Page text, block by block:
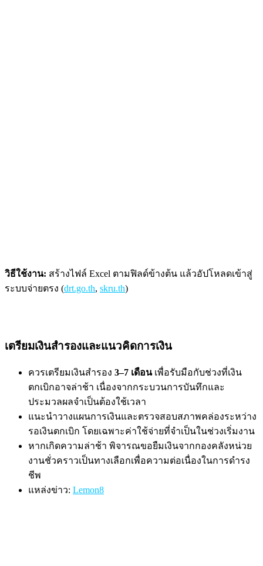
วิธีใช้งาน: สร้างไฟล์ Excel ตามฟิลด์ข้างต้น แล้วอัปโหลดเข้าสู่
ระบบจ่ายตรง (drt.go.th, skru.th)
เตรียมเงินสำรองและแนวคิดการเงิน
ควรเตรียมเงินสำรอง 3–7 เดือนเพื่อรับมือกับช่วงที่เงิน
ตกเบิกอาจล่าช้า เนื่องจากกระบวนการบันทึกและ
ประมวลผลจำเป็นต้องใช้เวลา
แนะนำวางแผนการเงินและตรวจสอบสภาพคล่องระหว่าง
รอเงินตกเบิก โดยเฉพาะค่าใช้จ่ายที่จำเป็นในช่วงเริ่มงาน
หากเกิดความล่าช้า พิจารณขอยืมเงินจากกองคลังหน่วย
งานชั่วคราวเป็นทางเลือกเพื่อความต่อเนื่องในการดำรง
ชีพ
แหล่งข่าว: Lemon8